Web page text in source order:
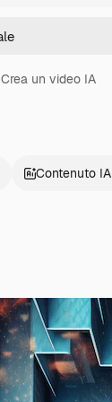
Crea un video IA
Contenuto IA